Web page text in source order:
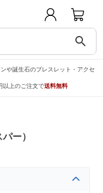
search
や誕生石のブレスレット・アクセ
以上のご注文で送料無料
ー）